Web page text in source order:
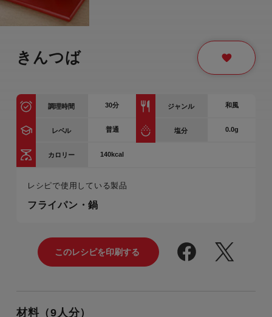
きんつば
調理時間 30分 ジャンル 和風
レベル 普通 塩分 0.0g
カロリー 140kcal
レシピで使用している製品
フライパン・鍋
材料（9人分）